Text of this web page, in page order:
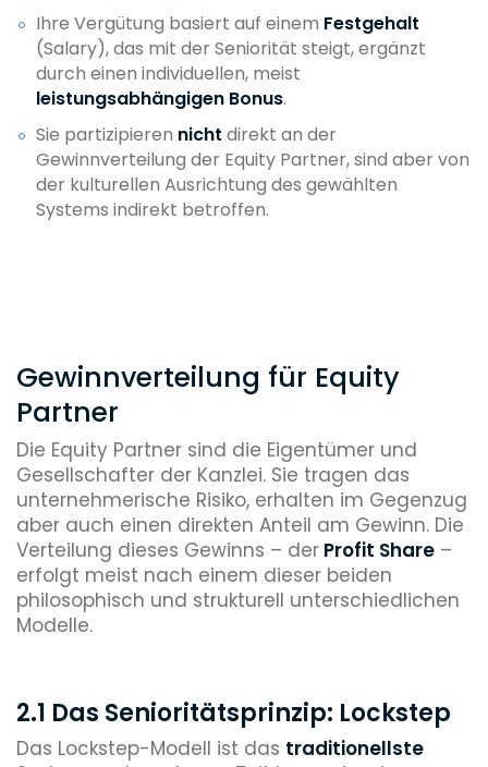
Ihre Vergütung basiert auf einem Festgehalt
(Salary), das mit der Seniorität steigt, ergänzt
durch einen individuellen, meist
leistungsabhängigen Bonus.
Sie partizipieren nicht direkt an der
Gewinnverteilung der Equity Partner, sind aber von
der kulturellen Ausrichtung des gewählten
Systems indirekt betroffen.
Gewinnverteilung für Equity
Partner
Die Equity Partner sind die Eigentümer und
Gesellschafter der Kanzlei. Sie tragen das
unternehmerische Risiko, erhalten im Gegenzug
aber auch einen direkten Anteil am Gewinn. Die
Verteilung dieses Gewinns – der Profit Share –
erfolgt meist nach einem dieser beiden
philosophisch und strukturell unterschiedlichen
Modelle.
2.1 Das Senioritätsprinzip: Lockstep
Das Lockstep-Modell ist das traditionellste